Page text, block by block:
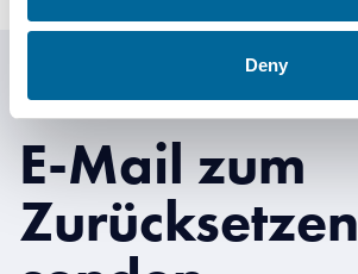
Deny
E-Mail zum
Zurücksetzen